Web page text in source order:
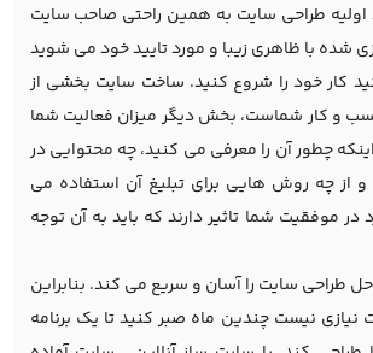
اولیه طراحی سایت به همین راحتی صاحب سایت
شده با ظاهری زیبا و مورد تایید خود می شوید
کار خود را شروع کنید. ساخت سایت بخشی از
و کار شماست، بخش دیگر میزان فعالیت شما
چطور آن را معرفی می کنید، چه محتوایی در
از چه روش هایی برای تبلیغ آن استفاده می
موفقیت شما تاثیر دارند که باید به آن توجه
طراحی سایت را آسان و سریع می کند. بنابراین
نیازی نیست چندین ماه صبر کنید تا یک برنامه